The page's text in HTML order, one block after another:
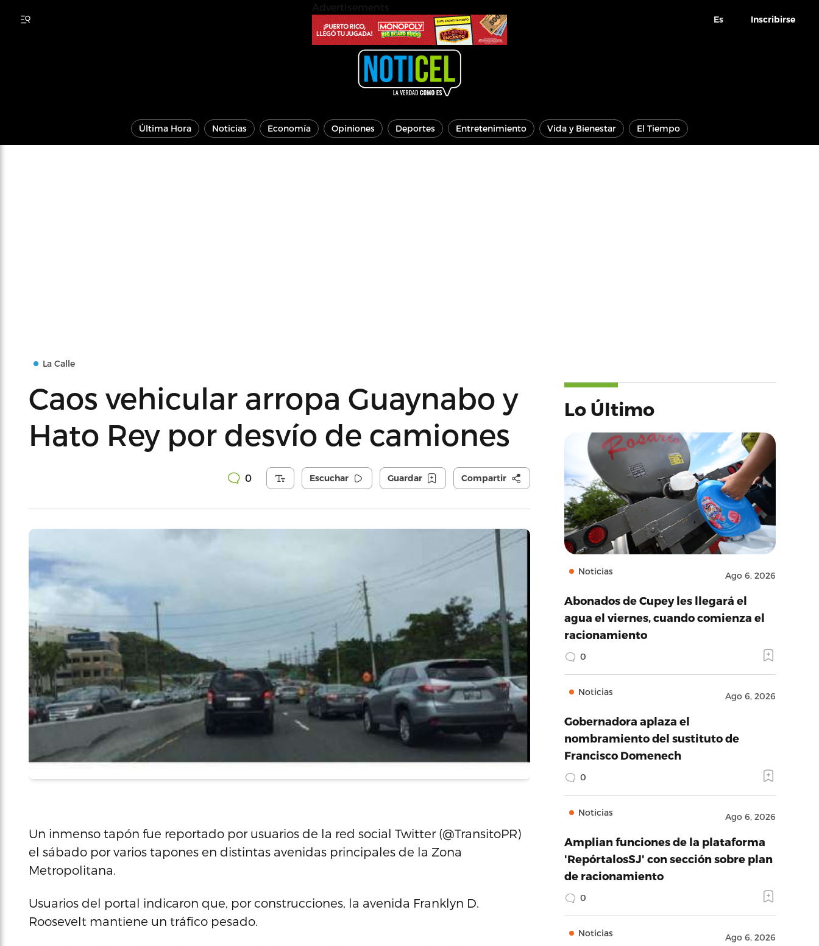
Es Inscribirse
Última Hora Noticias Economía Opiniones Deportes Entretenimiento Vida y Bienestar El Tiempo
La Calle
Caos vehicular arropa Guaynabo y
Hato Rey por desvío de camiones
0 Escuchar Guardar Compartir
Un inmenso tapón fue reportado por usuarios de la red social Twitter (@TransitoPR)
el sábado por varios tapones en distintas avenidas principales de la Zona
Metropolitana.
Usuarios del portal indicaron que, por construcciones, la avenida Franklyn D.
Roosevelt mantiene un tráfico pesado.
Lo Último
Noticias Ago 6, 2026
Abonados de Cupey les llegará el
agua el viernes, cuando comienza el
racionamiento
0
Noticias Ago 6, 2026
Gobernadora aplaza el
nombramiento del sustituto de
Francisco Domenech
0
Noticias Ago 6, 2026
Amplian funciones de la plataforma
'RepórtalosSJ' con sección sobre plan
de racionamiento
0
Noticias Ago 6, 2026